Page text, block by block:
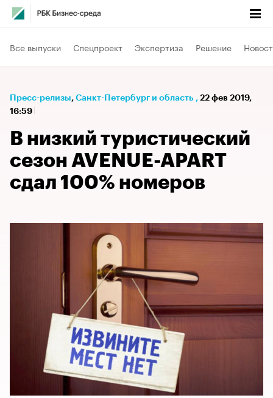
Все выпуски Спецпроект Экспертиза Решение
Пресс-релизы⁠, Санкт-Петербург и область , 22 фев 2019,
16:59
В низкий туристический
сезон AVENUE-APART
сдал 100% номеров